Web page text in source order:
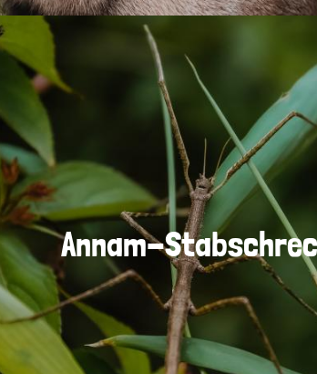
Annam-